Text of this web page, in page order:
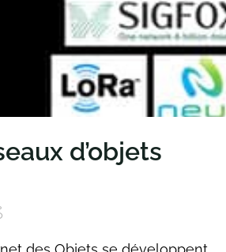
d’objets